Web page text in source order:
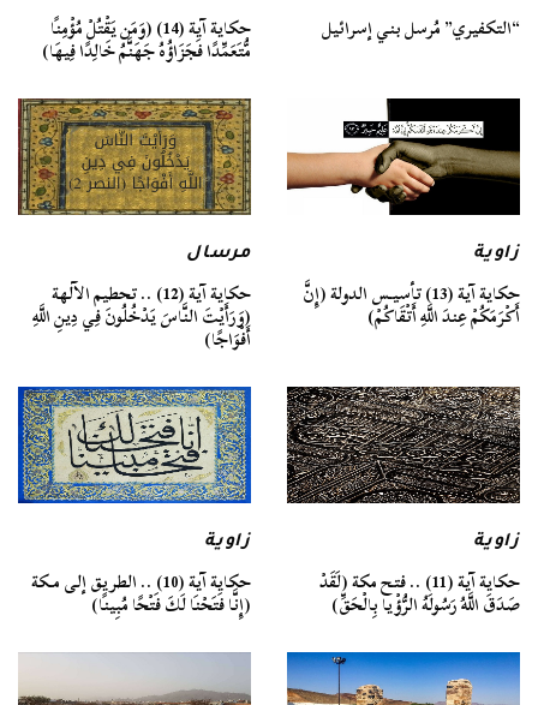
“التكفيري” مُرسل بني إسرائيل حكاية آية (14) (وَمَن يَقْتُلْ مُؤْمِنًا
مُّتَعَمِّدًا فَجَزَاؤُهُ جَهَنَّمُ خَالِدًا فِيهَا)
زاوية
حكاية آية (13) تأسيـس الدولة (إِنَّ
أَكْرَمَكُمْ عِندَ اللَّهِ أَتْقَاكُمْ)
مرسال
حكاية آية (12) .. تحطيم الآلهة
(وَرَأَيْتَ النَّاسَ يَدْخُلُونَ فِي دِينِ اللَّهِ
أَفْوَاجًا)
زاوية
حكاية آية (11) .. فتح مكة (لَقَدْ
صَدَقَ اللَّهُ رَسُولَهُ الرُّؤْيا بِالْحَقِّ)
زاوية
حكاية آية (10) .. الطريق إلى مـكة
(إِنَّا فَتَحْنَا لَكَ فَتْحًا مُبِينًا)